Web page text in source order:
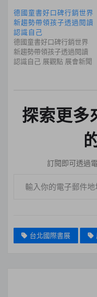
德國童書好口碑行銷世界
新趨勢帶領孩子透過閱讀
認識自己
德國童書好口碑行銷世界
新趨勢帶領孩子透過閱讀
認識自己 展觀點 展會新聞
探索更多
訂閱即可透過
台北國際書展